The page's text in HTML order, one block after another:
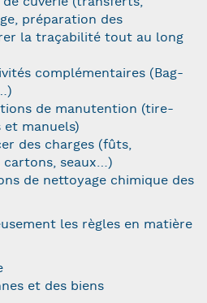
préparation des
la traçabilité tout au long
complémentaires (Bag-
de manutention (tire-
manuels)
des charges (fûts,
cartons, seaux…)
de nettoyage chimique des
les règles en matière
et des biens